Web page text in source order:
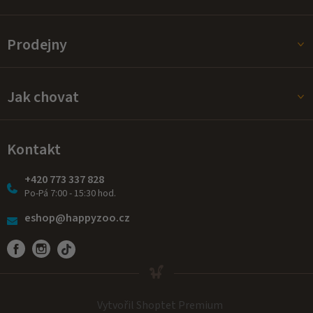
Prodejny
Jak chovat
Kontakt
+420 773 337 828
Po-Pá 7:00 - 15:30 hod.
eshop@happyzoo.cz
Vytvořil Shoptet Premium